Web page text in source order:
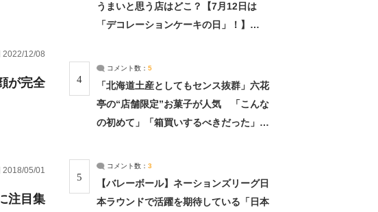
2022/12/08
が完全
2018/05/01
注目集
うまいと思う店はどこ？【7月12日は
「デコレーションケーキの日」！】
4
コメント数： 5
「北海道土産としてもセンス抜群」六花
亭の“店舗限定”お菓子が人気 「こんな
の初めて」「箱買いするべきだった」
5
コメント数： 3
【バレーボール】ネーションズリーグ日
本ラウンドで活躍を期待している「日本